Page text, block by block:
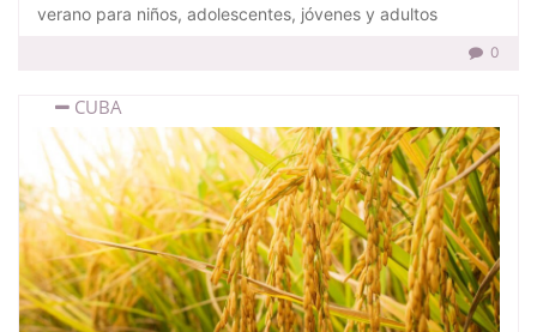
verano para niños, adolescentes, jóvenes y adultos
0
CUBA